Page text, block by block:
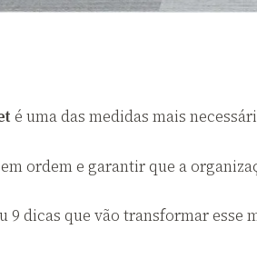
é uma das medidas mais
ordem e garantir que a
dicas que vão transformar